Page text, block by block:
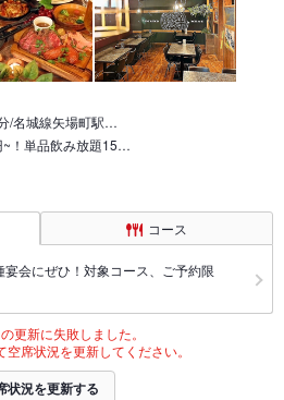
/名城線矢場町駅…
~！単品飲み放題15…
コース
宴会にぜひ！対象コース、ご予約限
更新に失敗しました。
席状況を更新してください。
状況を更新する